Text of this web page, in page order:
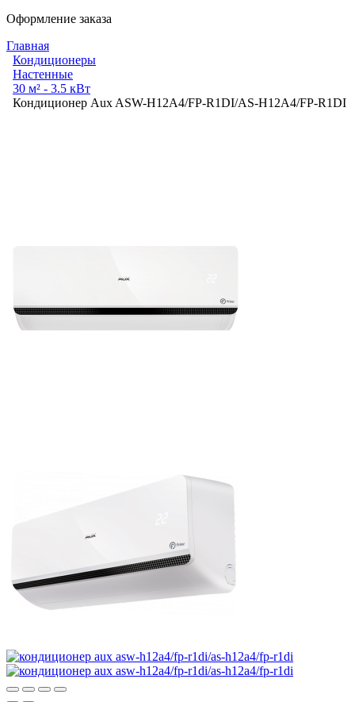
Оформление заказа
Главная
Кондиционеры
Настенные
30 м² - 3.5 кВт
Кондиционер Aux ASW-H12A4/FP-R1DI/AS-H12A4/FP-R1DI